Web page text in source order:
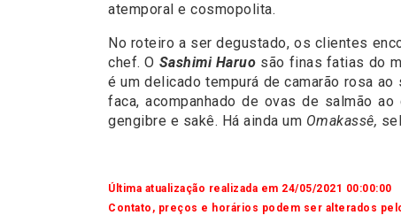
atemporal e cosmopolita.
No roteiro a ser degustado, os clientes
chef. O Sashimi Haruo são finas fatias do
é um delicado tempurá de camarão rosa
faca, acompanhado de ovas de salmão
gengibre e sakê. Há ainda um Omakassê,
Última atualização realizada em 24/05/2021 00:00:00
Contato, preços e horários podem ser alterados